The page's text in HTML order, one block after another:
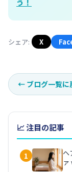
う！
シェア: X
← ブログ一覧に
📈 注目の記事
1
ヘ
ァ